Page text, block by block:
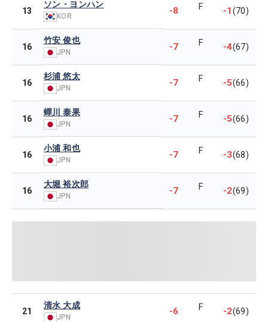
13
ソン・ヨンハン
KOR -8 F -1(70)
16
竹安 俊也
JPN -7 F -4(67)
16
杉浦 悠太
JPN -7 F -5(66)
16
蟬川 泰果
JPN -7 F -5(66)
16
小浦 和也
JPN -7 F -3(68)
16
大堀 裕次郎
JPN -7 F -2(69)
21
清水 大成
JPN
-6 F -2(69)